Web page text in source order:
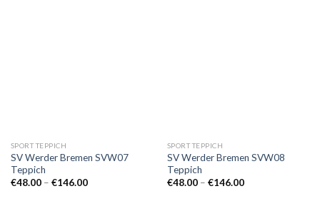
SPORT TEPPICH
SV Werder Bremen SVW07
Teppich
€48.00 – €146.00Preisspanne:
SPORT TEPPICH
SV Werder Bremen SVW08
Teppich
€48.00 – €146.00Preisspanne: